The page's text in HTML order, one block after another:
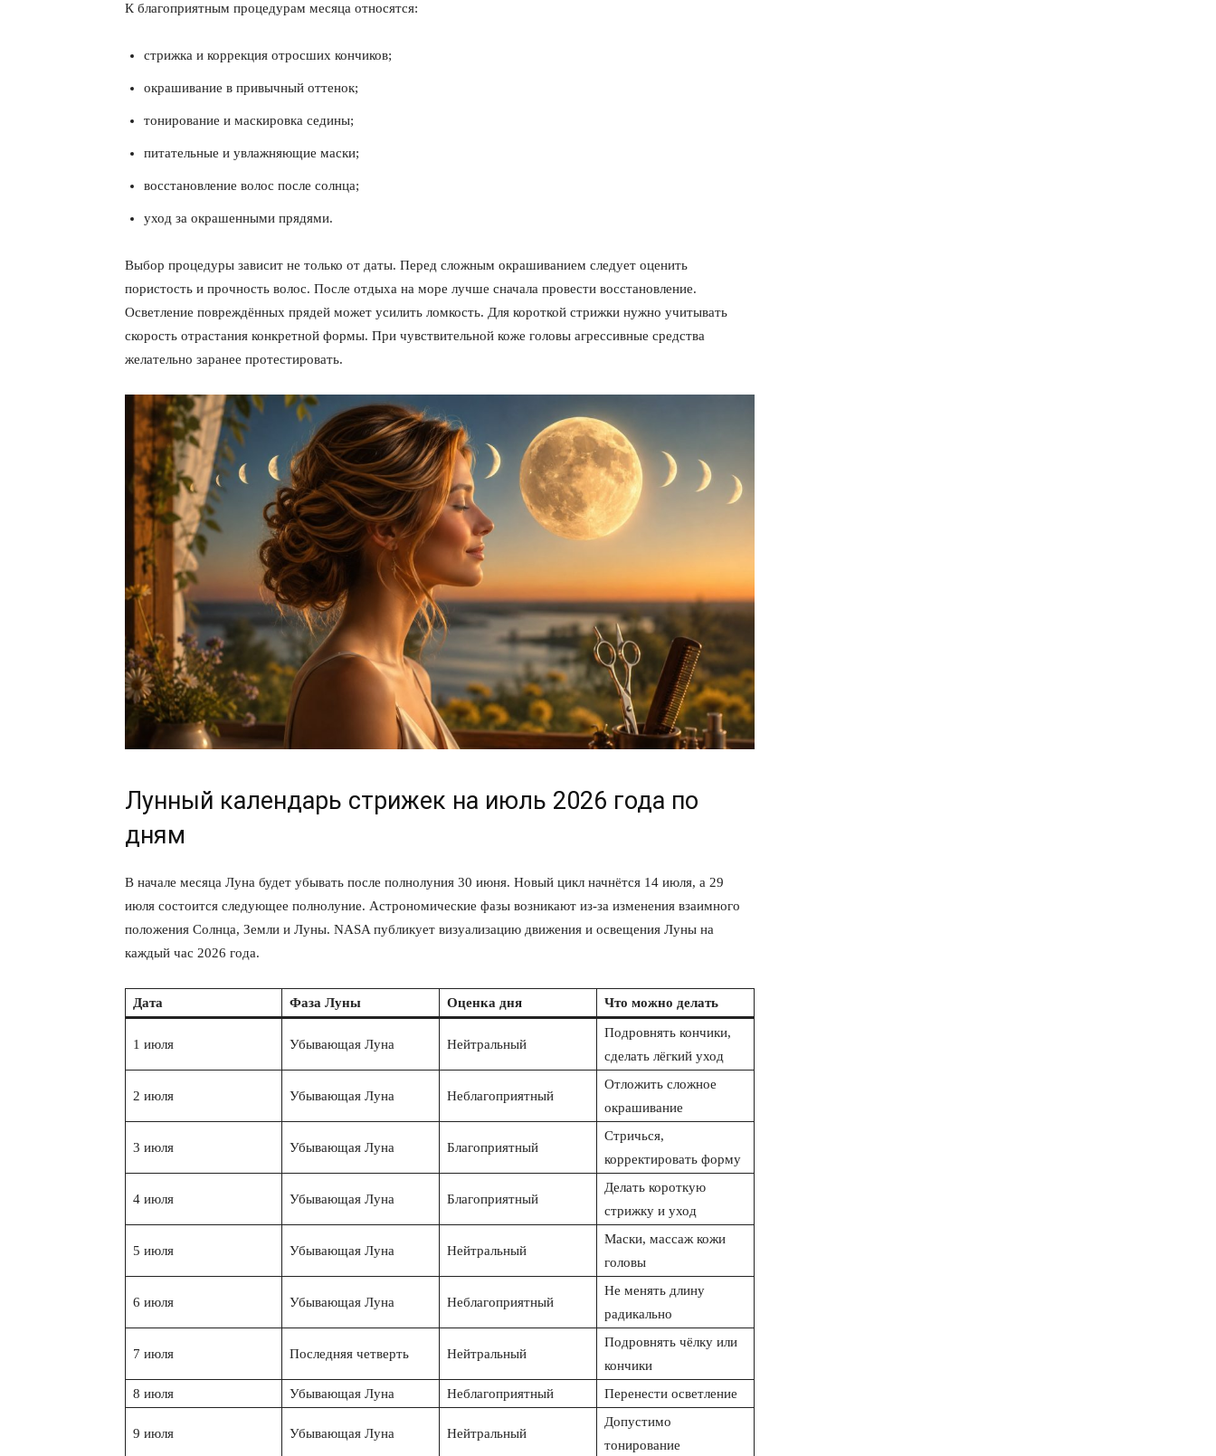
КавПолит
ПОДПИСАТЬСЯ СЕЙЧАС
Подписка
Мой аккаунт
Реклама
Контакты
К благоприятным процедурам месяца относятся:
стрижка и коррекция отросших кончиков;
окрашивание в привычный оттенок;
тонирование и маскировка седины;
питательные и увлажняющие маски;
восстановление волос после солнца;
уход за окрашенными прядями.
Выбор процедуры зависит не только от даты. Перед сложным окрашиванием следует оценить
пористость и прочность волос. После отдыха на море лучше сначала провести восстановление.
Осветление повреждённых прядей может усилить ломкость. Для короткой стрижки нужно учитывать
скорость отрастания конкретной формы. При чувствительной коже головы агрессивные средства
желательно заранее протестировать.
Лунный календарь стрижек на июль 2026 года по
дням
В начале месяца Луна будет убывать после полнолуния 30 июня. Новый цикл начнётся 14 июля, а 29
июля состоится следующее полнолуние. Астрономические фазы возникают из-за изменения взаимного
положения Солнца, Земли и Луны. NASA публикует визуализацию движения и освещения Луны на
каждый час 2026 года.
Дата Фаза Луны Оценка дня Что можно делать
1 июля Убывающая Луна Нейтральный
Подровнять кончики,
сделать лёгкий уход
2 июля Убывающая Луна Неблагоприятный
Отложить сложное
окрашивание
3 июля Убывающая Луна Благоприятный
Стричься,
корректировать форму
4 июля Убывающая Луна Благоприятный
Делать короткую
стрижку и уход
5 июля Убывающая Луна Нейтральный
Маски, массаж кожи
головы
6 июля Убывающая Луна Неблагоприятный
Не менять длину
радикально
7 июля Последняя четверть Нейтральный
Подровнять чёлку или
кончики
8 июля
Убывающая Луна Неблагоприятный Перенести осветление
9 июля Убывающая Луна Нейтральный
Допустимо
тонирование